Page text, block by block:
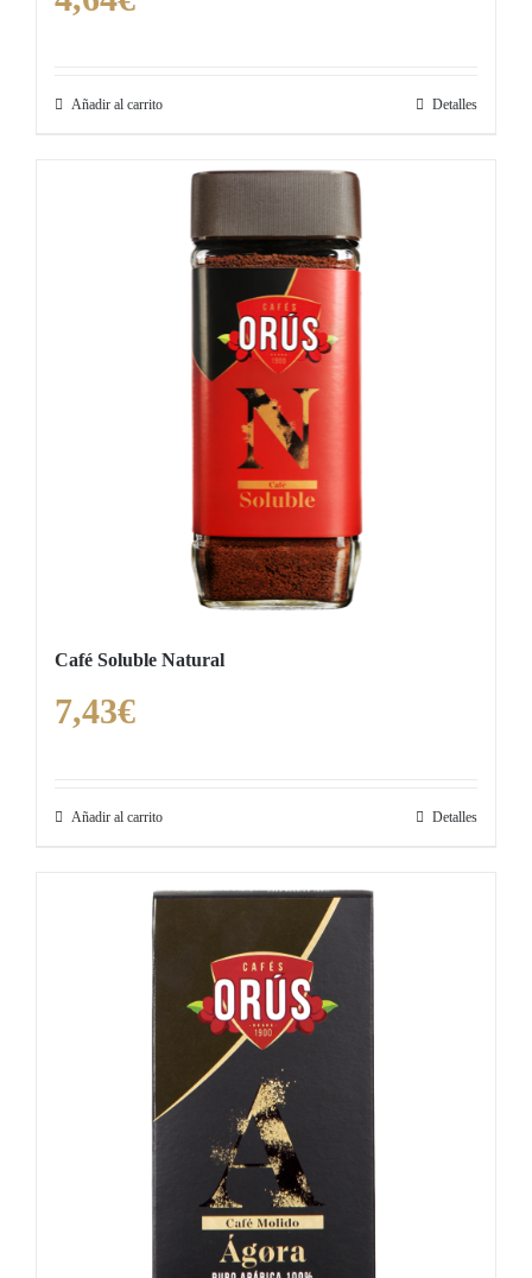
Añadir al carrito Detalles
Café Soluble Natural
7,43€
Añadir al carrito Detalles